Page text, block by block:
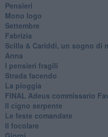
Pensieri
Mono logo
Settembre
Fabrizia
​Scilla & Cariddi, un sogno di
Anna
I pensieri fragili
Strada facendo
La pioggia
FINAL Adeus commissario
Il cigno serpente
Le feste comandate
Il focolare